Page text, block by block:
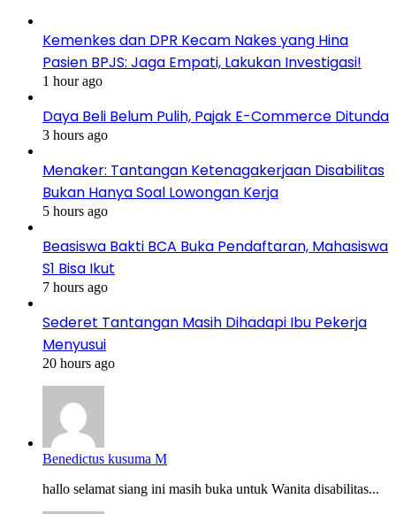
Kemenkes dan DPR Kecam Nakes yang Hina
Pasien BPJS: Jaga Empati, Lakukan Investigasi!
1 hour ago
Daya Beli Belum Pulih, Pajak E-Commerce Ditunda
3 hours ago
Menaker: Tantangan Ketenagakerjaan Disabilitas
Bukan Hanya Soal Lowongan Kerja
5 hours ago
Beasiswa Bakti BCA Buka Pendaftaran, Mahasiswa
S1 Bisa Ikut
7 hours ago
Sederet Tantangan Masih Dihadapi Ibu Pekerja
Menyusui
20 hours ago
Benedictus kusuma M
hallo selamat siang ini masih buka untuk Wanita disabilitas...